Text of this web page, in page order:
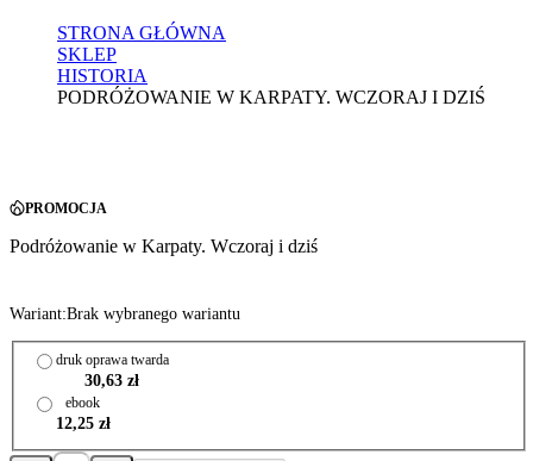
STRONA GŁÓWNA
SKLEP
HISTORIA
PODRÓŻOWANIE W KARPATY. WCZORAJ I DZIŚ
PROMOCJA
Podróżowanie w Karpaty. Wczoraj i dziś
Wariant:Brak wybranego wariantu
druk oprawa twarda
30,63 zł
ebook
12,25 zł